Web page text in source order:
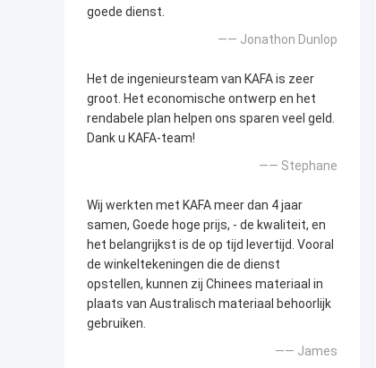
goede dienst.
—— Jonathon Dunlop
Het de ingenieursteam van KAFA is zeer
groot. Het economische ontwerp en het
rendabele plan helpen ons sparen veel geld.
Dank u KAFA-team!
—— Stephane
Wij werkten met KAFA meer dan 4 jaar
samen, Goede hoge prijs, - de kwaliteit, en
het belangrijkst is de op tijd levertijd. Vooral
de winkeltekeningen die de dienst
opstellen, kunnen zij Chinees materiaal in
plaats van Australisch materiaal behoorlijk
gebruiken.
—— James